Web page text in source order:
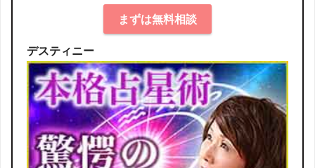
まずは無料相談
デスティニー